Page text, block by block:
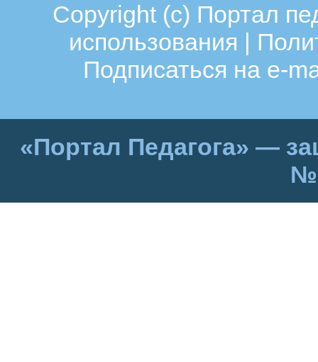
Copyright (c) Портал
использования |
Подписаться на e-
«Портал Педагога» —